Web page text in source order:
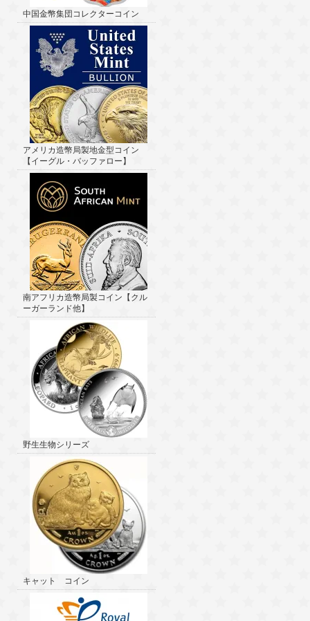
中国金幣集団コレクターコイン
アメリカ造幣局製地金型コイン
【イーグル・バッファロー】
南アフリカ造幣局製コイン【クル
ーガーランド他】
野生生物シリーズ
キャット コイン